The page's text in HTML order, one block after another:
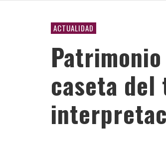
ACTUALIDAD
caseta